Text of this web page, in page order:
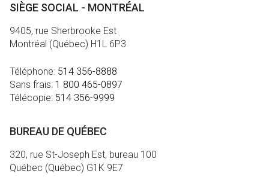
SIÈGE SOCIAL - MONTRÉAL
9405, rue Sherbrooke Est
Montréal (Québec) H1L 6P3
Téléphone: 514 356-8888
Sans frais: 1 800 465-0897
Télécopie: 514 356-9999
BUREAU DE QUÉBEC
320, rue St-Joseph Est, bureau 100
Québec (Québec) G1K 9E7